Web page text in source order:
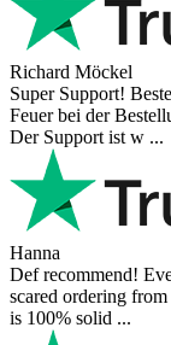
Richard Möckel
Super Support!
Feuer bei der
Der Support ist w ...
Hanna
Def recommend!
scared ordering
is 100% solid ...